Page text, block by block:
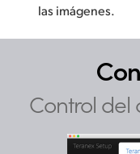
las imágenes.
Control del